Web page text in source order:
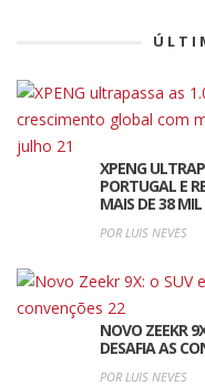
XPENG
PORTUGAL E
MAIS DE 38 MIL
POR LUIS NEVES
NOVO ZEEKR
DESAFIA AS
POR LUIS NEVES